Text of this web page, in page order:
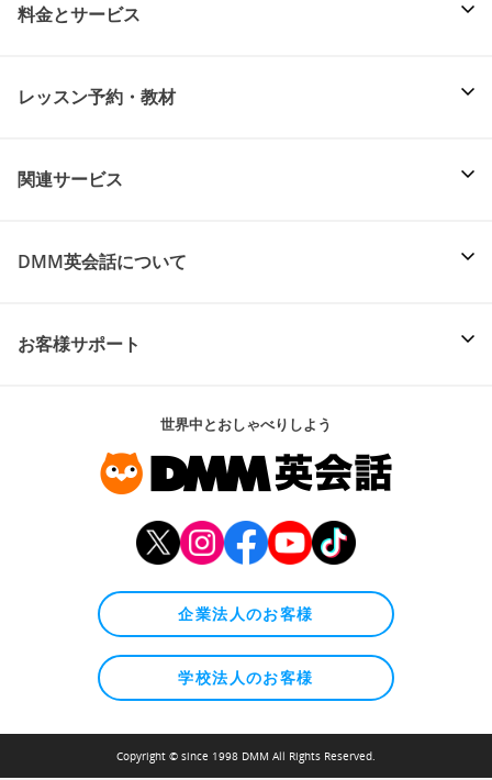
料金とサービス
レッスン予約・教材
関連サービス
DMM英会話について
お客様サポート
世界中とおしゃべりしよう
企業法人のお客様
学校法人のお客様
Copyright © since 1998 DMM All Rights Reserved.